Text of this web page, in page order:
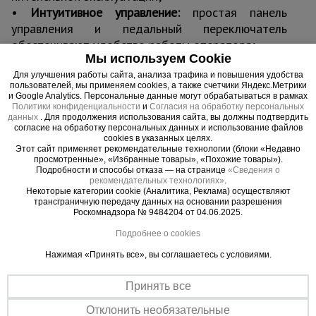
• Интуитивное управление: простая панель
управления и педальный переключатель
обеспечивают удобство работы оператора;
Компактность и мобильность:компактные
габариты позволяют использовать станок в
ограниченных рабочих пространствах.
Ограничения по гибке арматуры:
•Запрещено гнуть закалённую сталь:закалённые
материалы, такие как класс В500С, обладают
хрупкостью и могут разрушиться при гибке. Для
работы с такой арматурой необходимы
специализированные станки;
Не рекомендуется гнуть повреждённую
повреждения снижают прочность арматуры, что
может привести к её разрушению и увеличенной
нагрузке на станок;
Не превышайте максимально допустимый
диаметр:арматура диаметром более 40 мм
Мы используем Cookie
Для улучшения работы сайта, анализа трафика и повышения удобства
пользователей, мы применяем cookies, а также счетчики Яндекс.Метрики
и Google Analytics. Персональные данные могут обрабатываться в рамках
Политики конфиденциальности и Согласия на обработку персональных
данных . Для продолжения использования сайта, вы должны подтвердить
согласие на обработку персональных данных и использование файлов
cookies в указанных целях.
Этот сайт применяет рекомендательные технологии (блоки «Недавно
просмотренные», «Избранные товары», «Похожие товары»).
Подробности и способы отказа — на странице «Сведения о
рекомендательных технологиях».
Некоторые категории cookie (Аналитика, Реклама) осуществляют
трансграничную передачу данных на основании разрешения
Роскомнадзора № 9484204 от 04.06.2025.
Подробнее о cookies
Нажимая «Принять все», вы соглашаетесь с условиями.
Принять все
Отклонить необязательные